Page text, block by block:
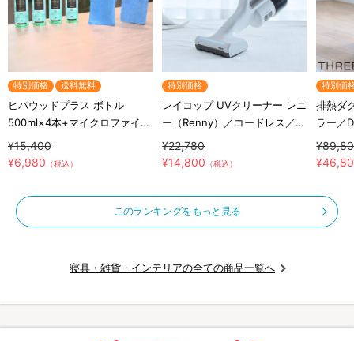
特別価格 送料無料
ヒバウッドプラス ボトル
500ml×4本+マイクロファイバ
ークロス×2枚／防虫スプレー
／防虫剤／害虫忌避剤
¥15,400
¥6,980 （税込）
特別価格
レイコップ UVクリーナー レニ
ー（Renny）／コードレス／軽
量／布団クリーナー
¥22,780
¥14,800 （税込）
特別価
排熱ダ
ラー／
付工事
このランキングをもっと見る
寝具・雑貨・インテリアの全ての商品一覧へ